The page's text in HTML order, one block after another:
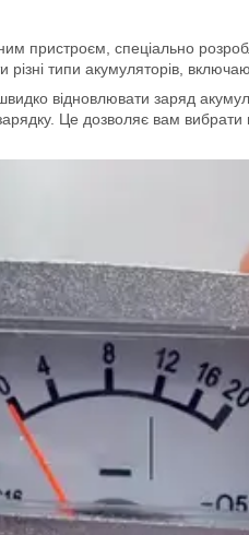
пристроєм, спеціально
типи акумуляторів,
відновлювати заряд
Це дозволяє вам